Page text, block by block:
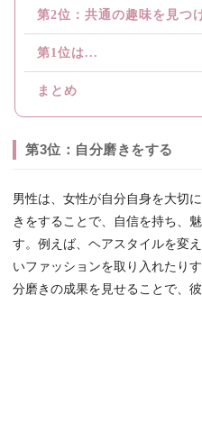
第2位：共通の趣味を見つ
第1位は...
まとめ
第3位：自分磨きをする
男性は、女性が自分自身を大切
きをすることで、自信を持ち、
す。例えば、ヘアスタイルを変
いファッションを取り入れたり
分磨きの成果を見せることで、